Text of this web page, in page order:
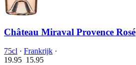
Château Miraval Provence Rosé
75cl · Frankrijk ·
19.95 15.95